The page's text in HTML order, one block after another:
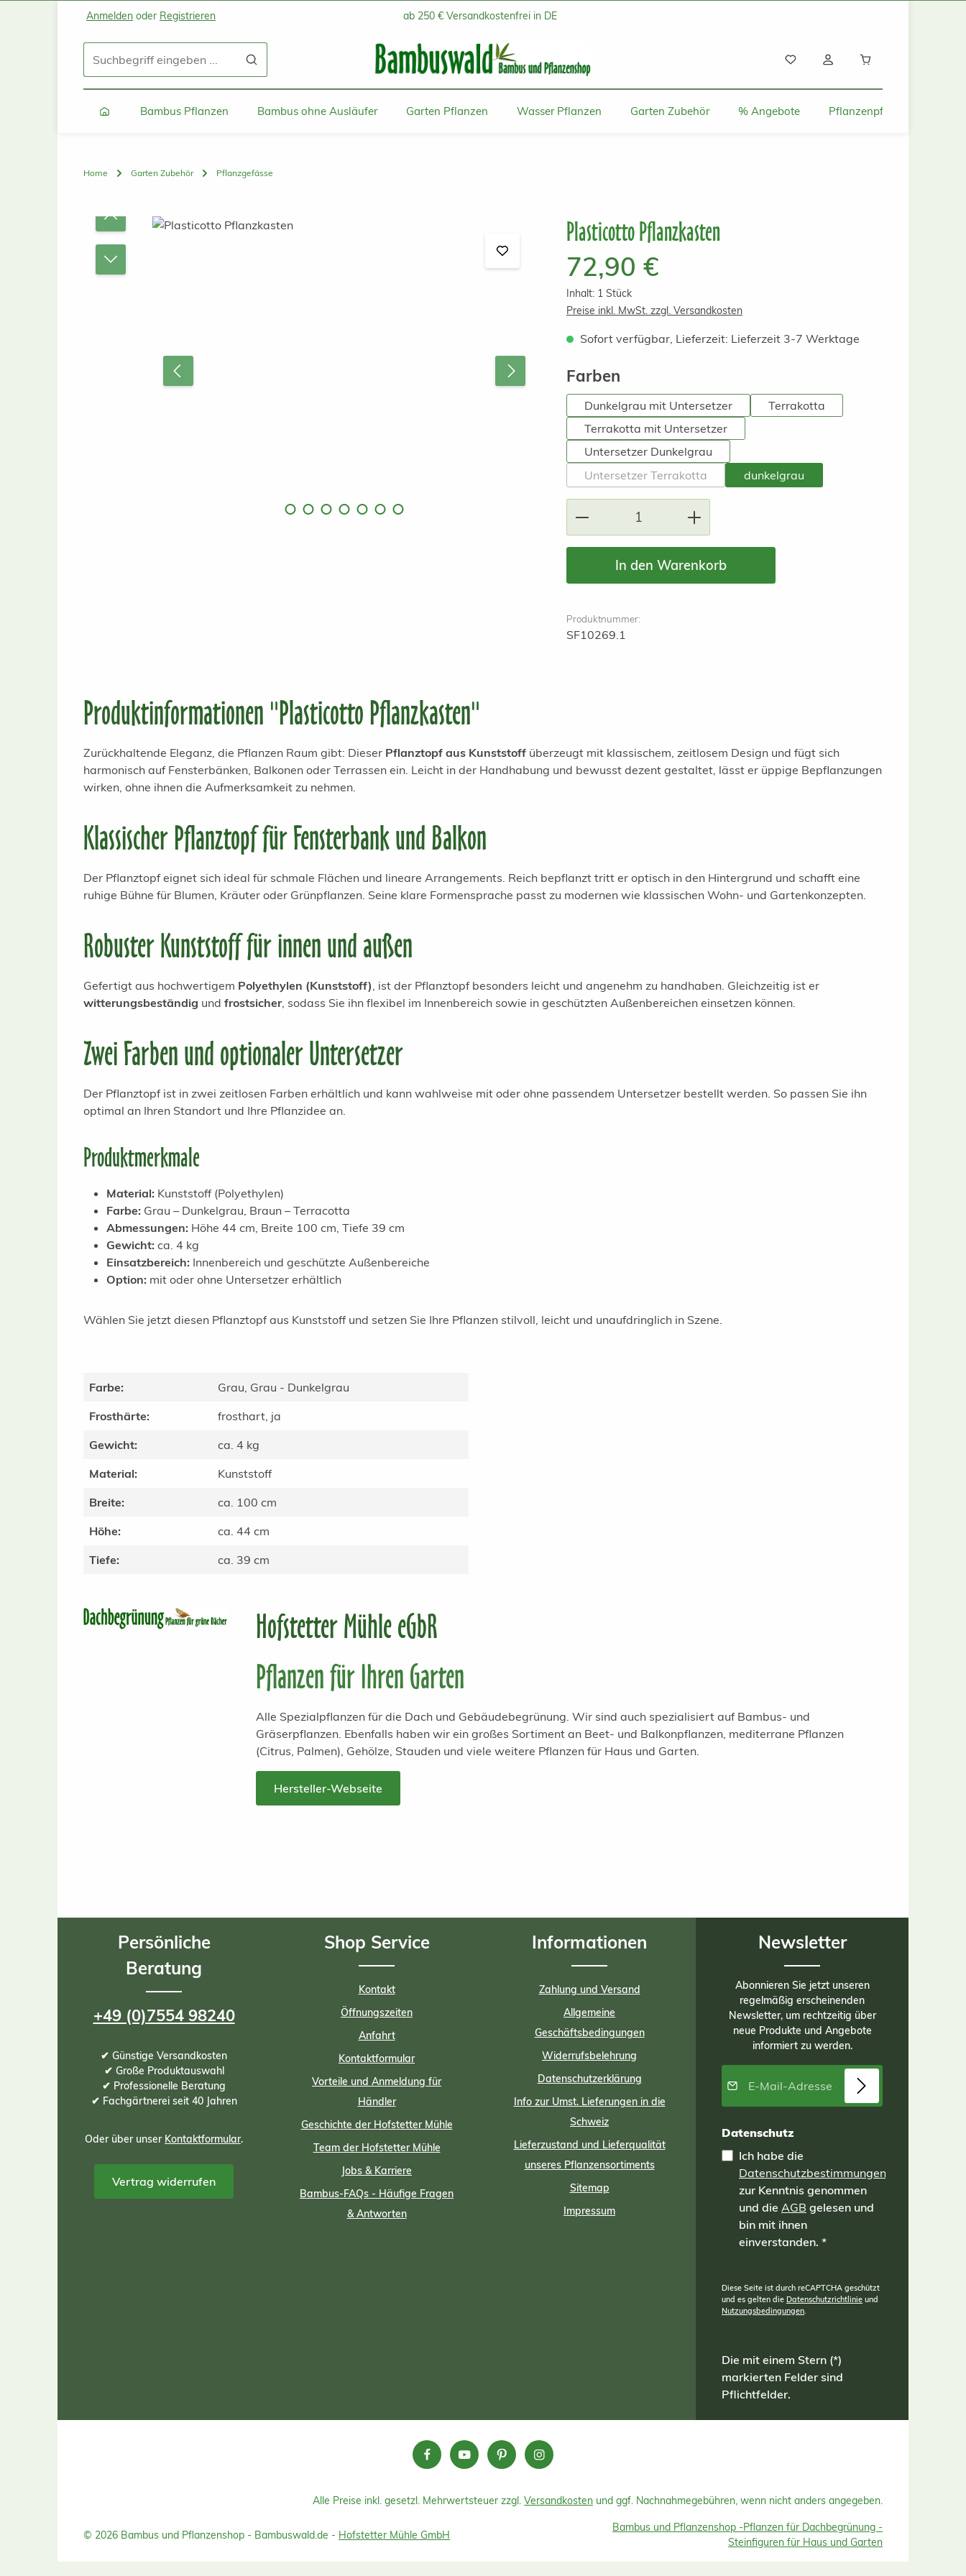
Zum Hauptinhalt springen
Zur Suche springen
Zur Hauptnavigation springen
Anmelden oder Registrieren ab 250 € Versandkostenfrei in DE
Bambus Pflanzen Bambus ohne Ausläufer Garten Pflanzen Wasser Pflanzen Garten Zubehör % Angebote Pflanzenpflege und Tipps
Home Garten Zubehör Pflanzgefässe
Bildergalerie überspringen Plasticotto Pflanzkasten
Regulärer Preis:
72,90 €
Inhalt: 1 Stück
Preise inkl. MwSt. zzgl. Versandkosten
Sofort verfügbar, Lieferzeit: Lieferzeit 3-7 Werktage
Farben
Dunkelgrau mit Untersetzer
Terrakotta
Terrakotta mit Untersetzer
Untersetzer Dunkelgrau
Untersetzer Terrakotta
(Diese Option ist zurzeit nicht verfügbar.)
dunkelgrau
Produkt Anzahl: Gib den gewünschten Wert ein
In den Warenkorb
Produktnummer:
SF10269.1
Produktinformationen "Plasticotto Pflanzkasten"
Zurückhaltende Eleganz, die Pflanzen Raum gibt: Dieser Pflanztopf aus Kunststoff überzeugt mit klassischem, zeitlosem Design und fügt sich
harmonisch auf Fensterbänken, Balkonen oder Terrassen ein. Leicht in der Handhabung und bewusst dezent gestaltet, lässt er üppige Bepflanzungen
wirken, ohne ihnen die Aufmerksamkeit zu nehmen.
Klassischer Pflanztopf für Fensterbank und Balkon
Der Pflanztopf eignet sich ideal für schmale Flächen und lineare Arrangements. Reich bepflanzt tritt er optisch in den Hintergrund und schafft eine
ruhige Bühne für Blumen, Kräuter oder Grünpflanzen. Seine klare Formensprache passt zu modernen wie klassischen Wohn- und Gartenkonzepten.
Robuster Kunststoff für innen und außen
Gefertigt aus hochwertigem Polyethylen (Kunststoff), ist der Pflanztopf besonders leicht und angenehm zu handhaben. Gleichzeitig ist er
witterungsbeständig und frostsicher, sodass Sie ihn flexibel im Innenbereich sowie in geschützten Außenbereichen einsetzen können.
Zwei Farben und optionaler Untersetzer
Der Pflanztopf ist in zwei zeitlosen Farben erhältlich und kann wahlweise mit oder ohne passendem Untersetzer bestellt werden. So passen Sie ihn
optimal an Ihren Standort und Ihre Pflanzidee an.
Produktmerkmale
Material: Kunststoff (Polyethylen)
Farbe: Grau – Dunkelgrau, Braun – Terracotta
Abmessungen: Höhe 44 cm, Breite 100 cm, Tiefe 39 cm
Gewicht: ca. 4 kg
Einsatzbereich: Innenbereich und geschützte Außenbereiche
Option: mit oder ohne Untersetzer erhältlich
Wählen Sie jetzt diesen Pflanztopf aus Kunststoff und setzen Sie Ihre Pflanzen stilvoll, leicht und unaufdringlich in Szene.
Farbe:
Grau, Grau - Dunkelgrau
Frosthärte:
frosthart, ja
Gewicht:
ca. 4 kg
Material:
Kunststoff
Breite:
ca. 100 cm
Höhe:
ca. 44 cm
Tiefe:
ca. 39 cm
Hofstetter Mühle eGbR
Pflanzen für Ihren Garten
Alle Spezialpflanzen für die Dach und Gebäudebegrünung. Wir sind auch spezialisiert auf Bambus- und
Gräserpflanzen. Ebenfalls haben wir ein großes Sortiment an Beet- und Balkonpflanzen, mediterrane Pflanzen
(Citrus, Palmen), Gehölze, Stauden und viele weitere Pflanzen für Haus und Garten.
Hersteller-Webseite
Persönliche
Beratung
+49 (0)7554 98240
✔ Günstige Versandkosten
✔ Große Produktauswahl
✔ Professionelle Beratung
✔ Fachgärtnerei seit 40 Jahren
Oder über unser Kontaktformular.
Vertrag widerrufen
Shop Service
Kontakt
Öffnungszeiten
Anfahrt
Kontaktformular
Vorteile und Anmeldung für
Händler
Geschichte der Hofstetter Mühle
Team der Hofstetter Mühle
Jobs & Karriere
Bambus-FAQs - Häufige Fragen
& Antworten
Informationen
Zahlung und Versand
Allgemeine
Geschäftsbedingungen
Widerrufsbelehrung
Datenschutzerklärung
Info zur Umst. Lieferungen in die
Schweiz
Lieferzustand und Lieferqualität
unseres Pflanzensortiments
Sitemap
Impressum
Newsletter
Abonnieren Sie jetzt unseren
regelmäßig erscheinenden
Newsletter, um rechtzeitig über
neue Produkte und Angebote
informiert zu werden.
E-Mail-Adresse*
Datenschutz
Ich habe die
Datenschutzbestimmungen
zur Kenntnis genommen
und die AGB gelesen und
bin mit ihnen
einverstanden. *
Diese Seite ist durch reCAPTCHA geschützt
und es gelten die Datenschutzrichtlinie und
Nutzungsbedingungen.
Die mit einem Stern (*)
markierten Felder sind
Pflichtfelder.
Alle Preise inkl. gesetzl. Mehrwertsteuer zzgl. Versandkosten und ggf. Nachnahmegebühren, wenn nicht anders angegeben.
© 2026 Bambus und Pflanzenshop - Bambuswald.de - Hofstetter Mühle GmbH
Bambus und Pflanzenshop -Pflanzen für Dachbegrünung -
Steinfiguren für Haus und Garten